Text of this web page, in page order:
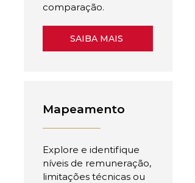
comparação.
SAIBA MAIS
Mapeamento
Explore e identifique
níveis de remuneração,
limitações técnicas ou